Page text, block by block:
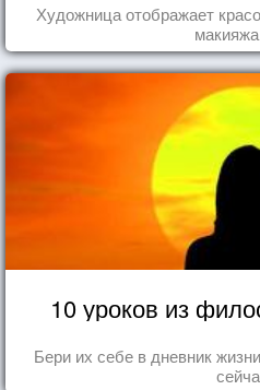
Художница отображает
10 уроков из
Бери их себе в дневник